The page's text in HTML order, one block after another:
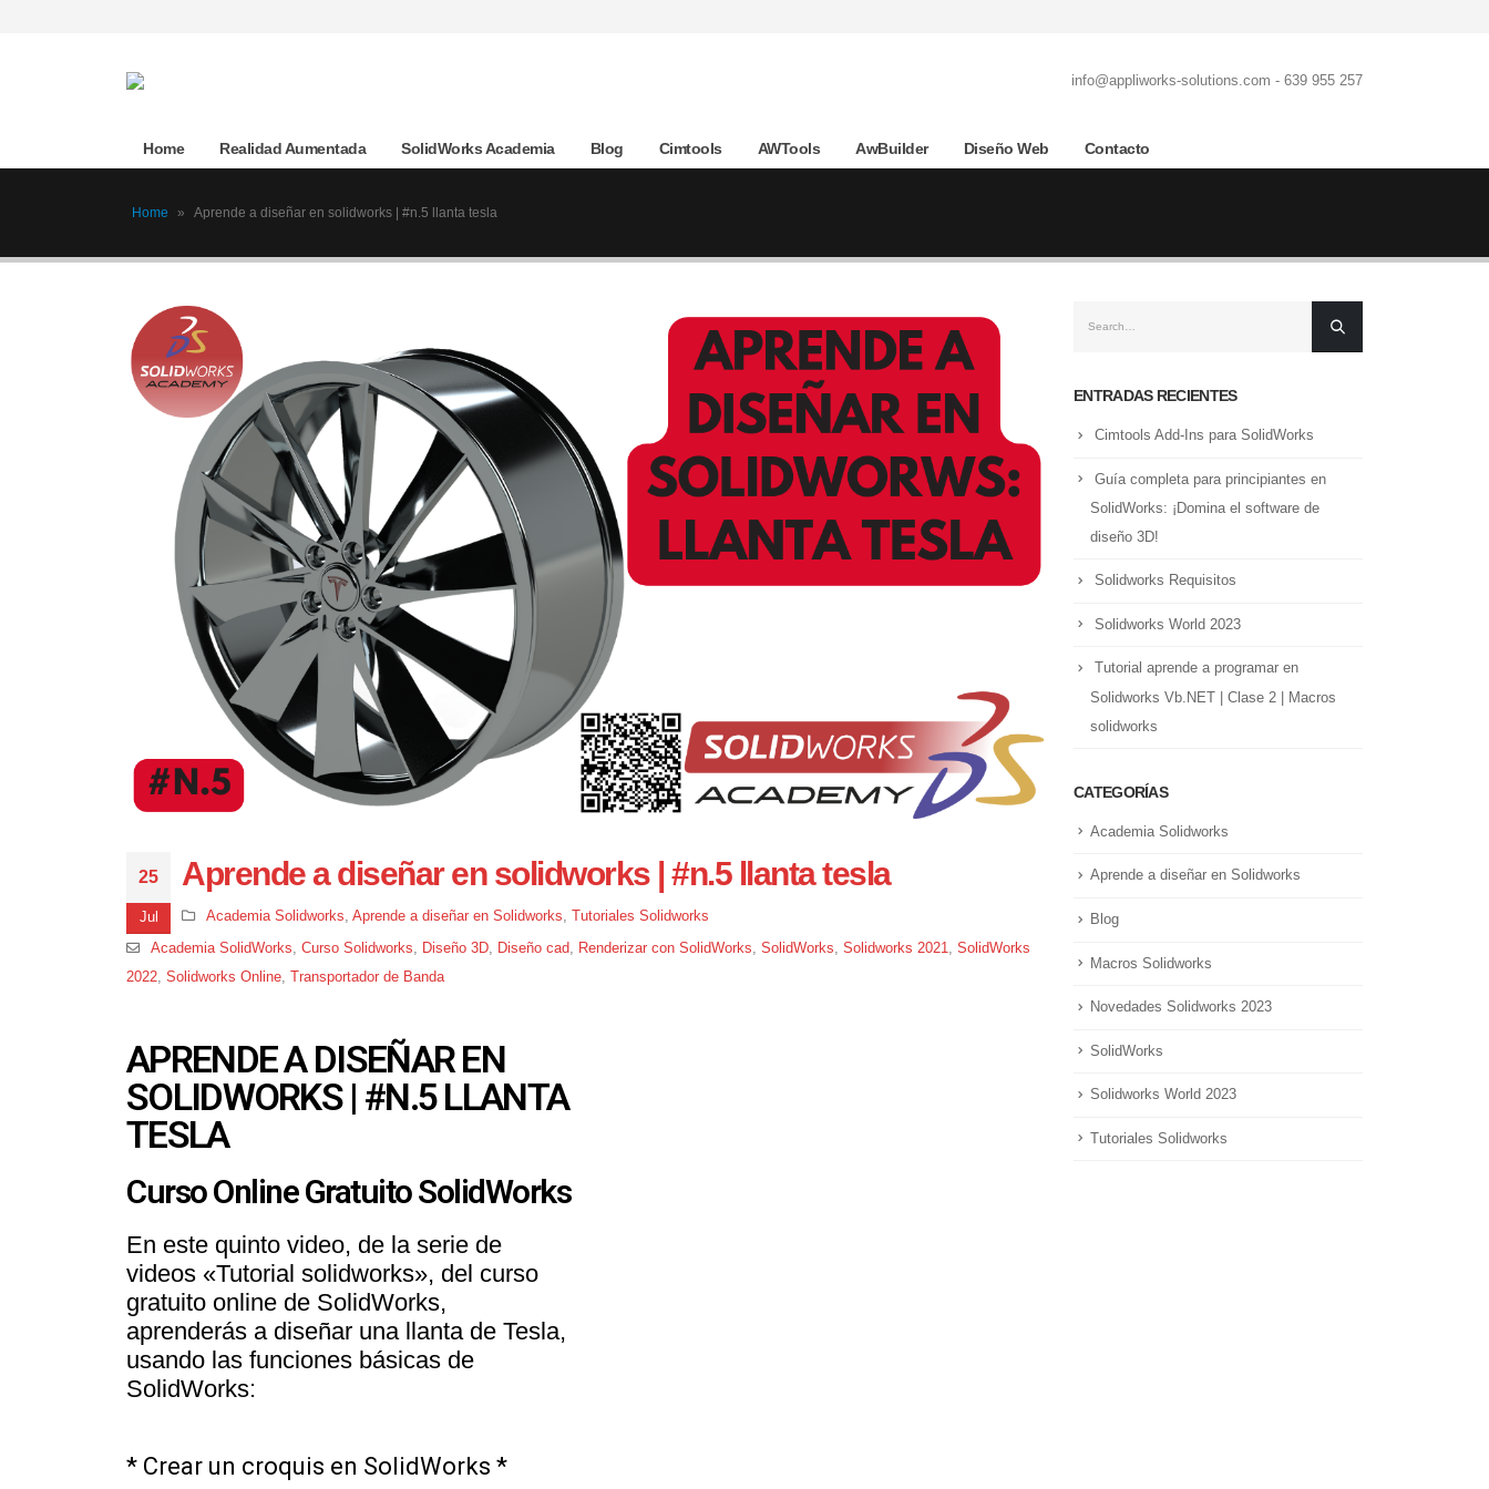
info@appliworks-solutions.com - 639 955 257
Home Realidad Aumentada SolidWorks Academia Blog Cimtools AWTools AwBuilder Diseño Web Contacto
Home » Aprende a diseñar en solidworks | #n.5 llanta tesla
25
Jul
Aprende a diseñar en solidworks | #n.5 llanta tesla
Academia Solidworks, Aprende a diseñar en Solidworks, Tutoriales Solidworks
Academia SolidWorks, Curso Solidworks, Diseño 3D, Diseño cad, Renderizar con SolidWorks, SolidWorks, Solidworks 2021, SolidWorks
2022, Solidworks Online, Transportador de Banda
APRENDE A DISEÑAR EN
SOLIDWORKS | #N.5 LLANTA
TESLA
Curso Online Gratuito SolidWorks
En este quinto video, de la serie de
videos «Tutorial solidworks», del curso
gratuito online de SolidWorks,
aprenderás a diseñar una llanta de Tesla,
usando las funciones básicas de
SolidWorks:
* Crear un croquis en SolidWorks *
ENTRADAS RECIENTES
Cimtools Add-Ins para SolidWorks
Guía completa para principiantes en
SolidWorks: ¡Domina el software de
diseño 3D!
Solidworks Requisitos
Solidworks World 2023
Tutorial aprende a programar en
Solidworks Vb.NET | Clase 2 | Macros
solidworks
CATEGORÍAS
Academia Solidworks
Aprende a diseñar en Solidworks
Blog
Macros Solidworks
Novedades Solidworks 2023
SolidWorks
Solidworks World 2023
Tutoriales Solidworks